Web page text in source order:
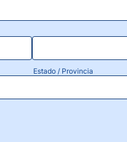
Estado / Provincia